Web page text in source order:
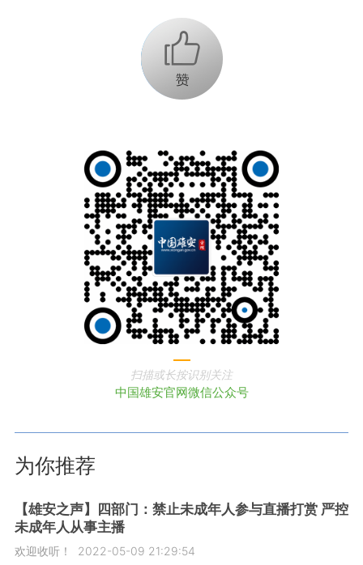
+1
扫描或长按识别关注
中国雄安官网微信公众号
为你推荐
【雄安之声】四部门：禁止未成年人参与直播打赏 严控
未成年人从事主播
欢迎收听！ 2022-05-09 21:29:54